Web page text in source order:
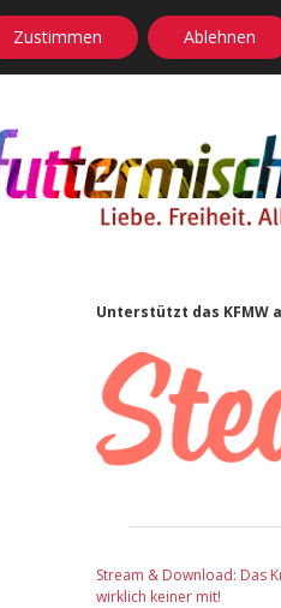
facebookrss
Sidebar
Unterstützt das KFMW
Stream & Download: Das
wirklich keiner mit!
Zustimmen Ablehnen